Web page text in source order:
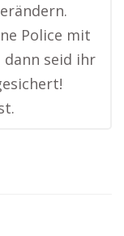
Police mit
seid ihr